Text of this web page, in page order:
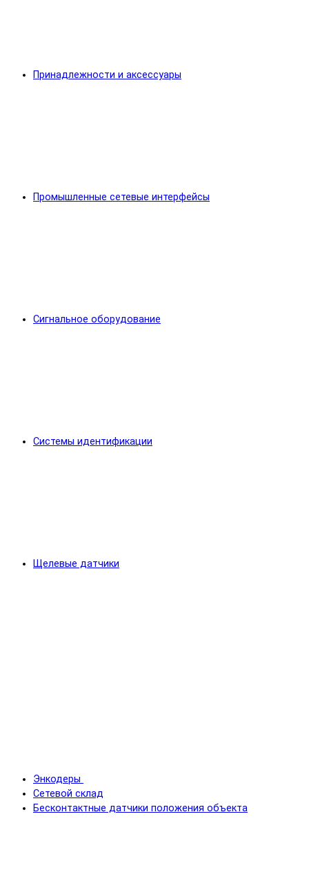
Принадлежности и аксессуары
Промышленные сетевые интерфейсы
Сигнальное оборудование
Системы идентификации
Щелевые датчики
Энкодеры
Сетевой склад
Бесконтактные датчики положения объекта